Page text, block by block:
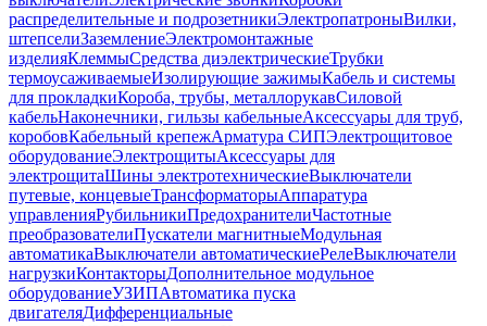
распределительные и подрозетникиЭлектропатроныВилки,
штепселиЗаземлениеЭлектромонтажные
изделияКлеммыСредства диэлектрическиеТрубки
термоусаживаемыеИзолирующие зажимыКабель и системы
для прокладкиКороба, трубы, металлорукавСиловой
кабельНаконечники, гильзы кабельныеАксессуары для труб,
коробовКабельный крепежАрматура СИПЭлектрощитовое
оборудованиеЭлектрощитыАксессуары для
электрощитаШины электротехническиеВыключатели
путевые, концевыеТрансформаторыАппаратура
управленияРубильникиПредохранителиЧастотные
преобразователиПускатели магнитныеМодульная
автоматикаВыключатели автоматическиеРелеВыключатели
нагрузкиКонтакторыДополнительное модульное
оборудованиеУЗИПАвтоматика пуска
двигателяДифференциальные